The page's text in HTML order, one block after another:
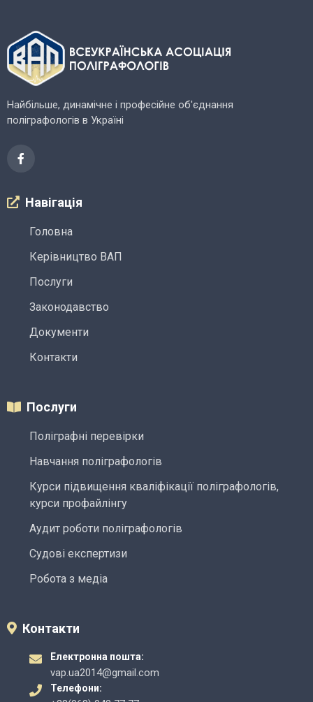
Найбільше, динамічне і професійне об'єднання
поліграфологів в Україні
Навігація
Головна
Керівництво ВАП
Послуги
Законодавство
Документи
Контакти
Послуги
Поліграфні перевірки
Навчання поліграфологів
Курси підвищення кваліфікації поліграфологів,
курси профайлінгу
Аудит роботи поліграфологів
Судові експертизи
Робота з медіа
Контакти
Електронна пошта:
vap.ua2014@gmail.com
Телефони: